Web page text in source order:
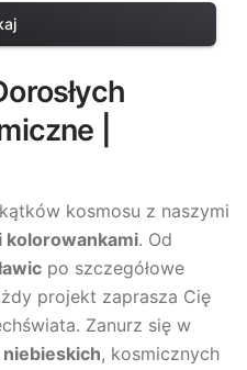
|
kosmosu z naszymi
kolorowankami. Od
po szczegółowe
projekt zaprasza Cię
Zanurz się w
niebieskich, kosmicznych